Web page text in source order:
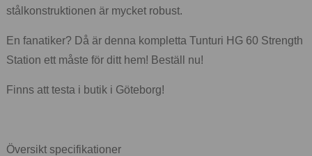
stålkonstruktionen är mycket robust.
En fanatiker? Då är denna kompletta Tunturi HG 60 Strength
Station ett måste för ditt hem! Beställ nu!
Finns att testa i butik i Göteborg!
Översikt specifikationer